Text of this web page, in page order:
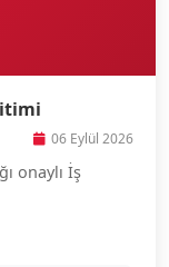
06 Eylül 2026
onaylı İş